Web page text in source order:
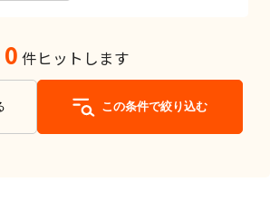
0 件ヒットします
この条件で絞り込む